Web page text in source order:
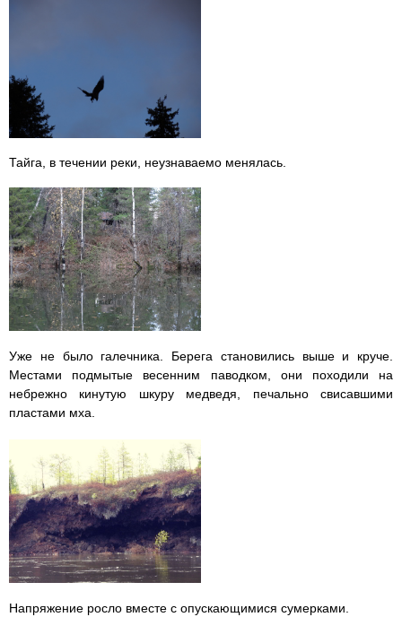
Тайга, в течении реки, неузнаваемо менялась.
Уже не было галечника. Берега становились выше и круче.
Местами подмытые весенним паводком, они походили на
небрежно кинутую шкуру медведя, печально свисавшими
пластами мха.
Напряжение росло вместе с опускающимися сумерками.